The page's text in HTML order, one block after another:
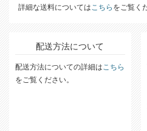
詳細な送料についてはこちら をご覧く
配送方法について
配送方法についての詳細はこちら
をご覧ください。